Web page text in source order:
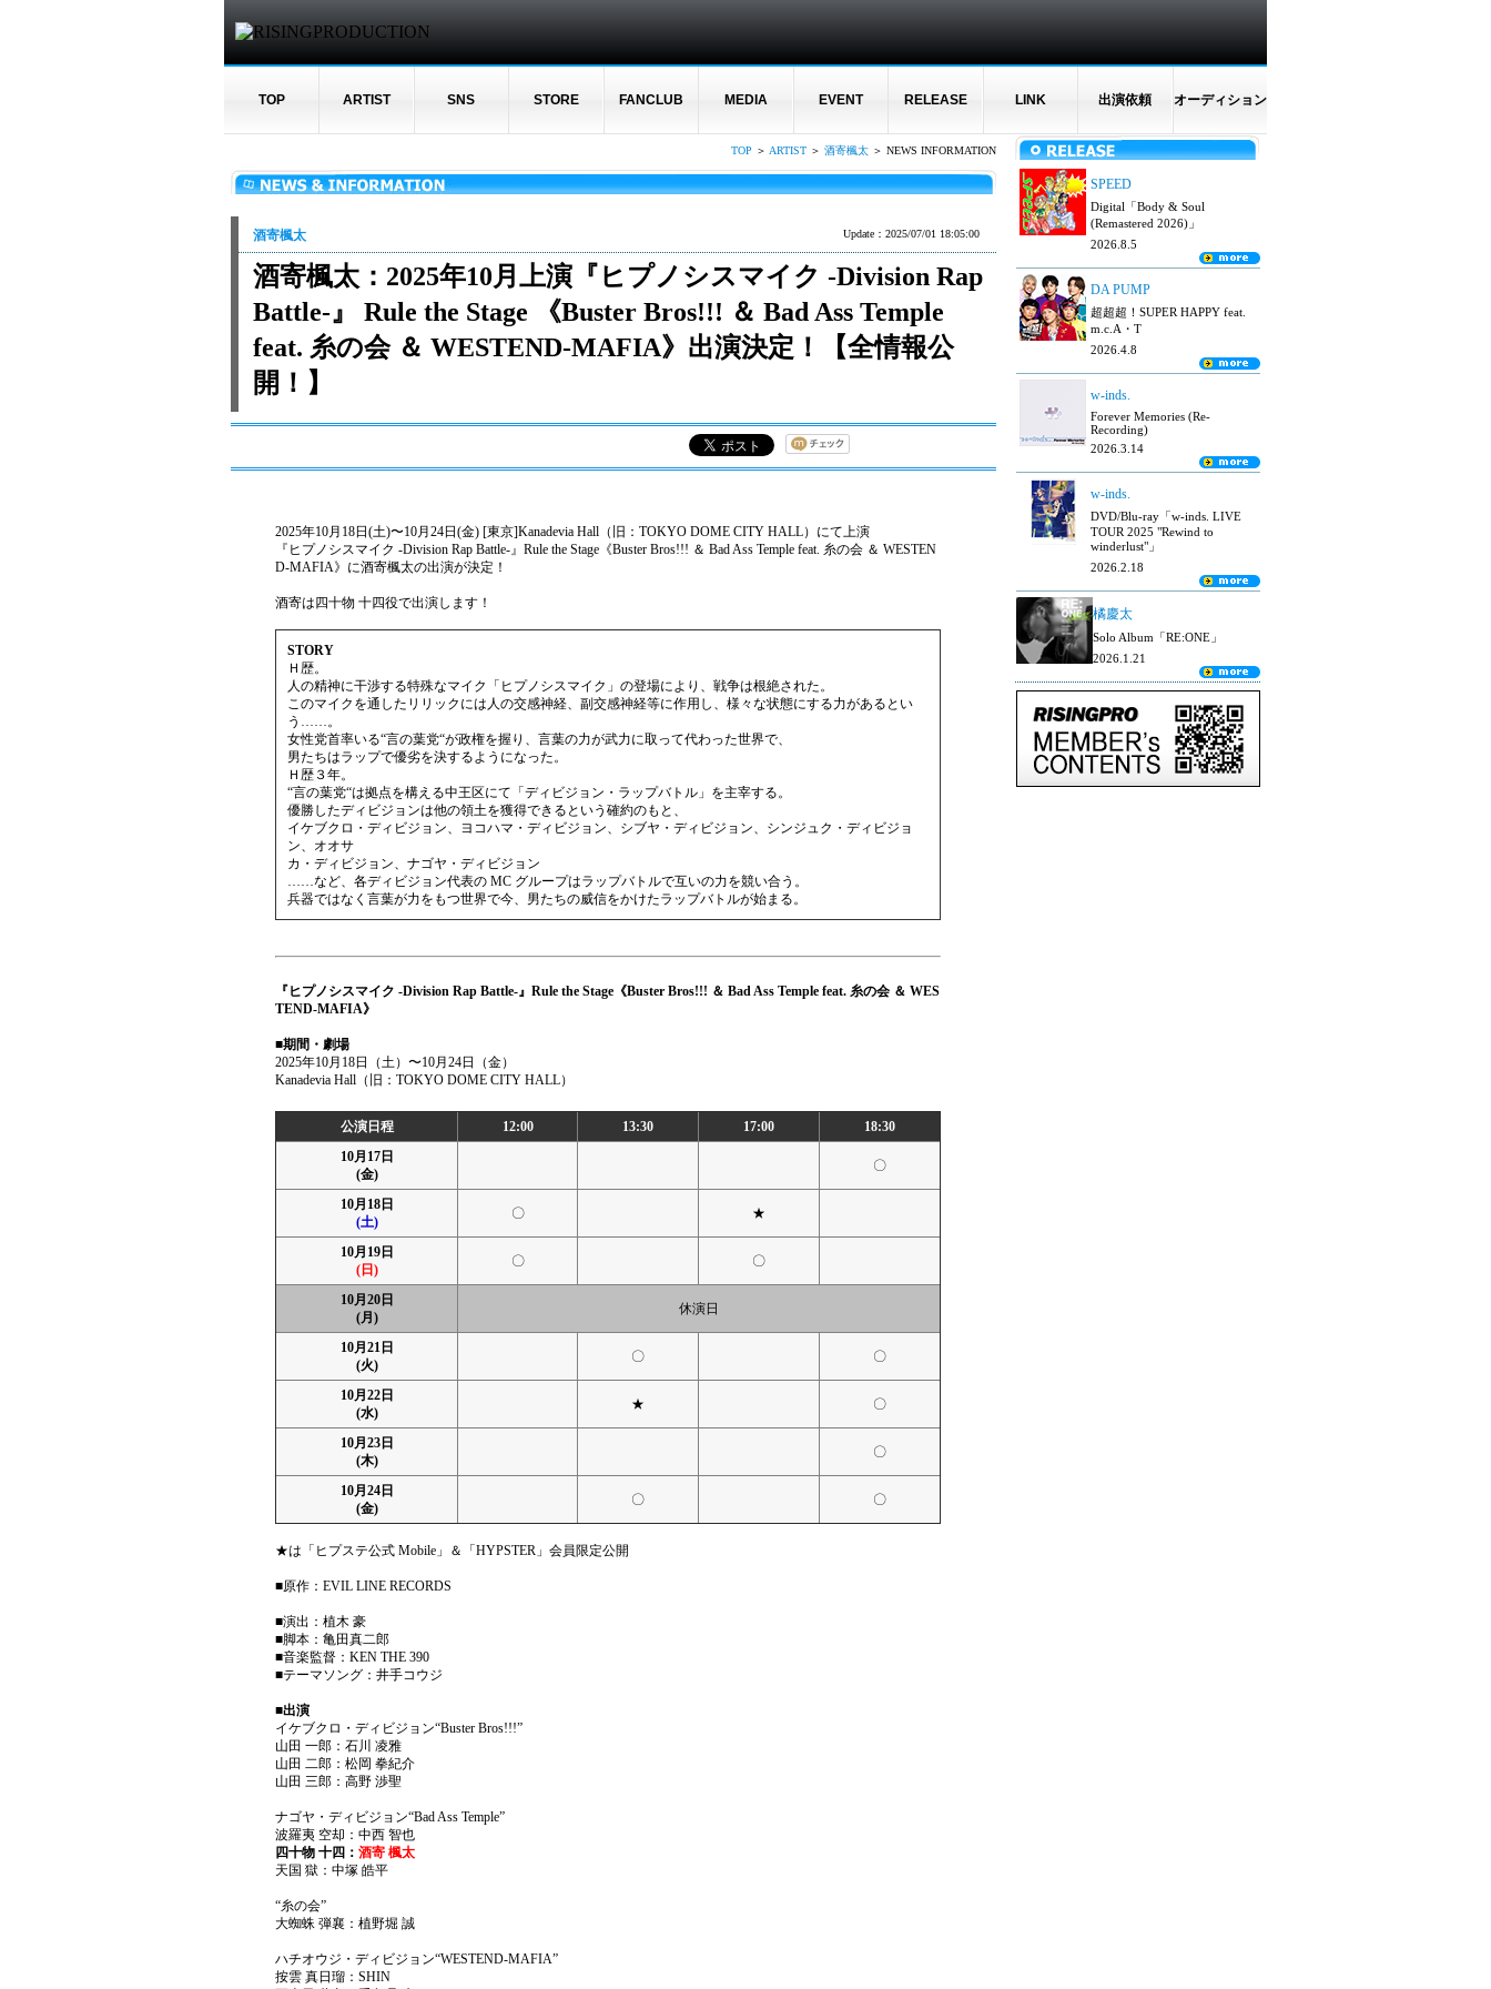
TOP ARTIST SNS STORE FANCLUB MEDIA EVENT RELEASE LINK 出演依頼 オーディション
TOP ＞ ARTIST ＞ 酒寄楓太 ＞ NEWS INFORMATION
酒寄楓太 Update：2025/07/01 18:05:00
酒寄楓太：2025年10月上演『ヒプノシスマイク -Division Rap
Battle-』 Rule the Stage 《Buster Bros!!! ＆ Bad Ass Temple
feat. 糸の会 ＆ WESTEND-MAFIA》出演決定！【全情報公
開！】
2025年10月18日(土)〜10月24日(金) [東京]Kanadevia Hall（旧：TOKYO DOME CITY HALL）にて上演
『ヒプノシスマイク -Division Rap Battle-』Rule the Stage《Buster Bros!!! ＆ Bad Ass Temple feat. 糸の会 ＆ WESTEN
D-MAFIA》に酒寄楓太の出演が決定！
酒寄は四十物 十四役で出演します！
STORY
Ｈ歴。
人の精神に干渉する特殊なマイク「ヒプノシスマイク」の登場により、戦争は根絶された。
このマイクを通したリリックには人の交感神経、副交感神経等に作用し、様々な状態にする力があるとい
う……。
女性党首率いる“言の葉党“が政権を握り、言葉の力が武力に取って代わった世界で、
男たちはラップで優劣を決するようになった。
Ｈ歴３年。
“言の葉党“は拠点を構える中王区にて「ディビジョン・ラップバトル」を主宰する。
優勝したディビジョンは他の領土を獲得できるという確約のもと、
イケブクロ・ディビジョン、ヨコハマ・ディビジョン、シブヤ・ディビジョン、シンジュク・ディビジョ
ン、オオサ
カ・ディビジョン、ナゴヤ・ディビジョン
……など、各ディビジョン代表の MC グループはラップバトルで互いの力を競い合う。
兵器ではなく言葉が力をもつ世界で今、男たちの威信をかけたラップバトルが始まる。
『ヒプノシスマイク -Division Rap Battle-』Rule the Stage《Buster Bros!!! ＆ Bad Ass Temple feat. 糸の会 ＆ WES
TEND-MAFIA》
■期間・劇場
2025年10月18日（土）〜10月24日（金）
Kanadevia Hall（旧：TOKYO DOME CITY HALL）
公演日程 12:00 13:30 17:00
18:30
10月17日
(金)
〇
10月18日
(土)
〇 ★
10月19日
(日)
〇 〇
10月20日
(月)
休演日
10月21日
(火)
〇 〇
10月22日
(水)
★ 〇
10月23日
(木)
〇
10月24日
(金)
〇 〇
★は「ヒプステ公式 Mobile」＆「HYPSTER」会員限定公開
■原作：EVIL LINE RECORDS
■演出：植木 豪
■脚本：亀田真二郎
■音楽監督：KEN THE 390
■テーマソング：井手コウジ
■出演
イケブクロ・ディビジョン“Buster Bros!!!”
山田 一郎：石川 凌雅
山田 二郎：松岡 拳紀介
山田 三郎：高野 渉聖
ナゴヤ・ディビジョン“Bad Ass Temple”
波羅夷 空却：中西 智也
四十物 十四： 酒寄 楓太
天国 獄：中塚 皓平
“糸の会”
大蜘蛛 弾襄：植野堀 誠
ハチオウジ・ディビジョン“WESTEND-MAFIA”
按雲 真日瑠：SHIN
SPEED
Digital「Body & Soul
(Remastered 2026)」
2026.8.5
DA PUMP
超超超！SUPER HAPPY feat.
m.c.A・T
2026.4.8
w-inds.
Forever Memories (Re-
Recording)
2026.3.14
w-inds.
DVD/Blu-ray「w-inds. LIVE
TOUR 2025 "Rewind to
winderlust"」
2026.2.18
橘慶太
Solo Album「RE:ONE」
2026.1.21